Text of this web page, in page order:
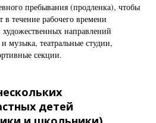
пребывания (продленка), чтобы
в течение рабочего времени
направлений
музыка, театральные студии,
секции.
детей